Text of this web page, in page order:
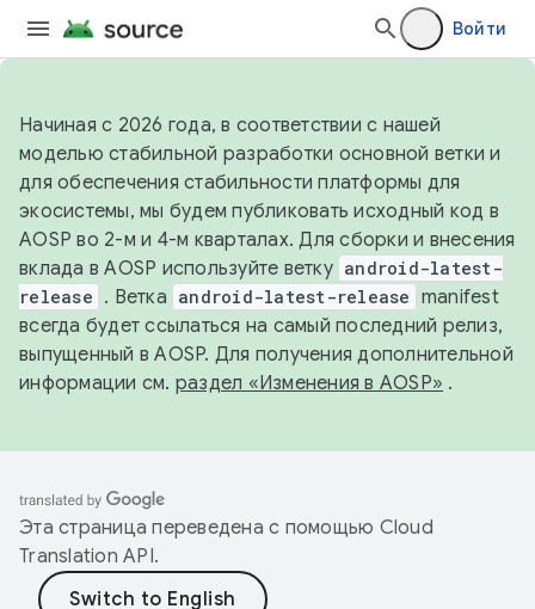
Войти
Начиная с 2026 года, в соответствии с нашей
моделью стабильной разработки основной ветки и
для обеспечения стабильности платформы для
экосистемы, мы будем публиковать исходный код в
AOSP во 2-м и 4-м кварталах. Для сборки и внесения
вклада в AOSP используйте ветку android-latest-
release . Ветка android-latest-release manifest
всегда будет ссылаться на самый последний релиз,
выпущенный в AOSP. Для получения дополнительной
информации см. раздел «Изменения в AOSP» .
Эта страница переведена с помощью Cloud
Translation API.